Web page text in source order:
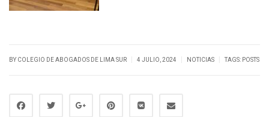
BYCOLEGIO DE ABOGADOS DE LIMA SUR 4 JULIO, 2024 NOTICIAS TAGS: POSTS